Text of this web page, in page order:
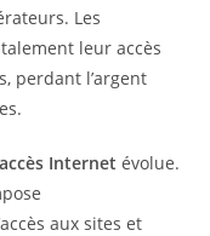
Les
leur accès
perdant l’argent
Internet évolue.
aux sites et